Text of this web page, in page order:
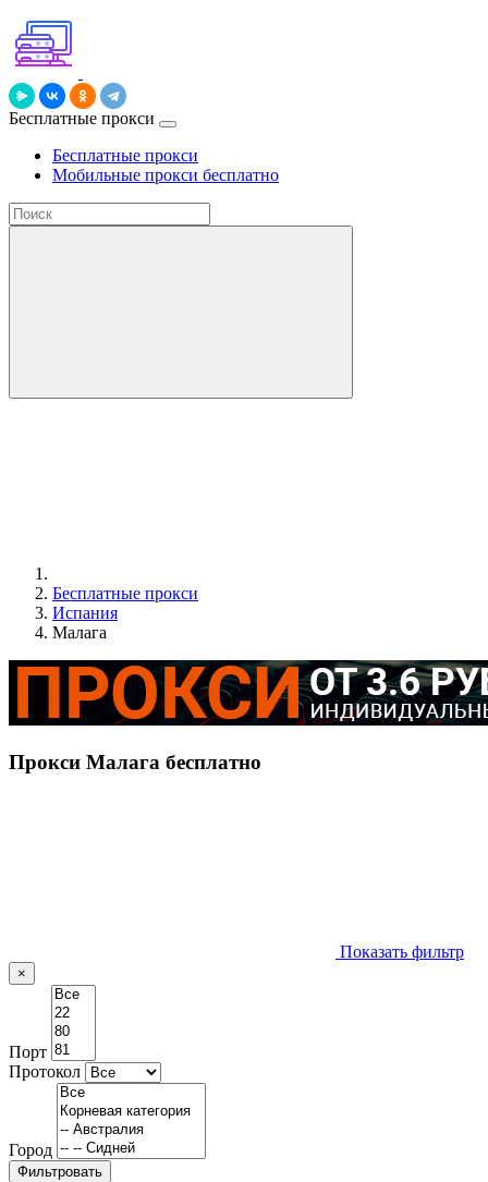
Бесплатные прокси
Бесплатные прокси
Мобильные прокси бесплатно
Бесплатные прокси
Испания
Малага
Прокси Малага бесплатно
Показать фильтр
×
Порт
Протокол
Город
Фильтровать